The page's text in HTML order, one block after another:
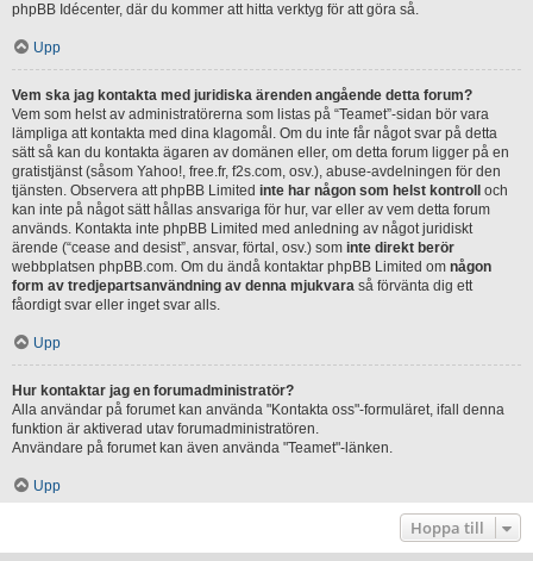
phpBB Idécenter, där du kommer att hitta verktyg för att göra så.
Upp
Vem ska jag kontakta med juridiska ärenden angående detta forum?
Vem som helst av administratörerna som listas på “Teamet”-sidan bör vara
lämpliga att kontakta med dina klagomål. Om du inte får något svar på detta
sätt så kan du kontakta ägaren av domänen eller, om detta forum ligger på en
gratistjänst (såsom Yahoo!, free.fr, f2s.com, osv.), abuse-avdelningen för den
tjänsten. Observera att phpBB Limited inte har någon som helst kontroll
och
kan inte på något sätt hållas ansvariga för hur, var eller av vem detta forum
används. Kontakta inte phpBB Limited med anledning av något juridiskt
ärende (“cease and desist”, ansvar, förtal, osv.) som inte direkt berör
webbplatsen phpBB.com. Om du ändå kontaktar phpBB Limited om någon
form av tredjepartsanvändning av denna mjukvara så förvänta dig ett
fåordigt svar eller inget svar alls.
Upp
Hur kontaktar jag en forumadministratör?
Alla användar på forumet kan använda "Kontakta oss"-formuläret, ifall denna
funktion är aktiverad utav forumadministratören.
Användare på forumet kan även använda "Teamet"-länken.
Upp
Hoppa till